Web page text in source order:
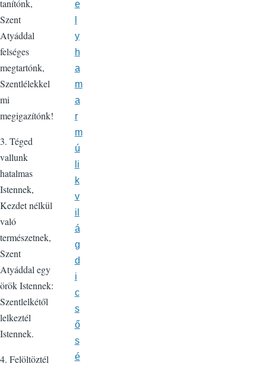
tanítónk,
Szent
Atyáddal
felséges
megtartónk,
Szentlélekkel
mi
megigazítónk!
3. Téged
vallunk
hatalmas
Istennek,
Kezdet nélkül
való
természetnek,
Szent
Atyáddal egy
örök Istennek:
Szentlelkétől
lelkeztél
Istennek.
4. Felöltöztél
e
y
h
a
m
a
r
m
ú
li
k
v
il
á
g
d
i
c
s
ő
s
é